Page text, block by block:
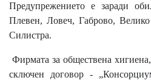
Предупрежението е заради
Плевен, Ловеч, Габрово,
Силистра.
Фирмата за обществена
сключен договор -